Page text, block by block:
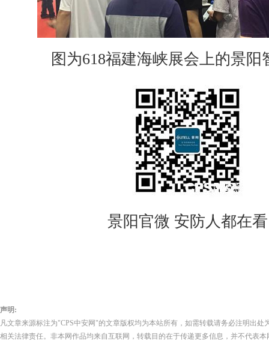
图为618福建海峡展会上的景阳
景阳官微 安防人都在看
声明:
凡文章来源标注为"CPS中安网"的文章版权均为本站所有，如需转载请务必注明出处
相关法律责任。非本网作品均来自互联网，转载目的在于传递更多信息，并不代表